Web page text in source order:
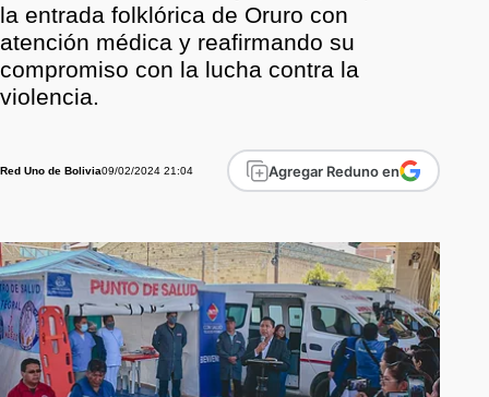
la entrada folklórica de Oruro con
atención médica y reafirmando su
compromiso con la lucha contra la
violencia.
Red Uno de Bolivia09/02/2024 21:04 Agregar Reduno en